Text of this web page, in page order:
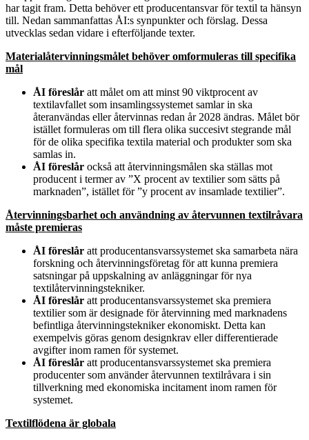
har tagit fram. Detta behöver ett producentansvar för textil ta hänsyn
till. Nedan sammanfattas ÅI:s synpunkter och förslag. Dessa
utvecklas sedan vidare i efterföljande texter.
Materialåtervinningsmålet behöver omformuleras till specifika
mål
ÅI föreslår att målet om att minst 90 viktprocent av
textilavfallet som insamlingssystemet samlar in ska
återanvändas eller återvinnas redan år 2028 ändras. Målet bör
istället formuleras om till flera olika succesivt stegrande mål
för de olika specifika textila material och produkter som ska
samlas in.
ÅI föreslår också att återvinningsmålen ska ställas mot
producent i termer av ”X procent av textilier som sätts på
marknaden”, istället för ”y procent av insamlade textilier”.
Återvinningsbarhet och användning av återvunnen textilråvara
måste premieras
ÅI föreslår att producentansvarssystemet ska samarbeta nära
forskning och återvinningsföretag för att kunna premiera
satsningar på uppskalning av anläggningar för nya
textilåtervinningstekniker.
ÅI föreslår att producentansvarssystemet ska premiera
textilier som är designade för återvinning med marknadens
befintliga återvinningstekniker ekonomiskt. Detta kan
exempelvis göras genom designkrav eller differentierade
avgifter inom ramen för systemet.
ÅI föreslår att producentansvarssystemet ska premiera
producenter som använder återvunnen textilråvara i sin
tillverkning med ekonomiska incitament inom ramen för
systemet.
Textilflödena är globala